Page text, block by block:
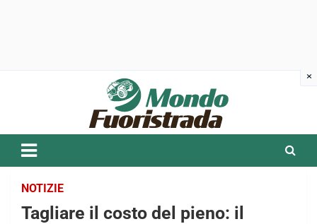
NOTIZIE
Tagliare il costo del pieno: il